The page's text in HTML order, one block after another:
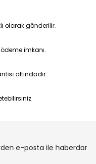
olarak gönderilir.
imkanı.
altındadır.
e-posta ile haberdar